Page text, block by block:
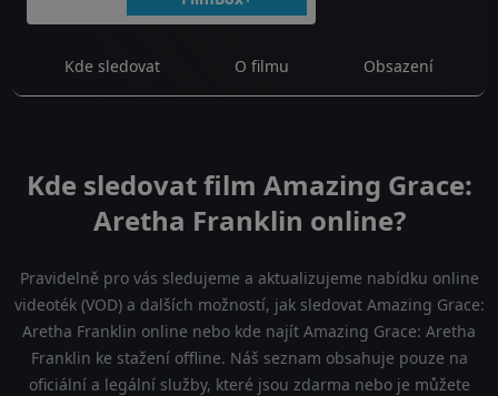
Kde sledovat O filmu Obsazení
Kde sledovat film Amazing Grace:
Aretha Franklin online?
Pravidelně pro vás sledujeme a aktualizujeme nabídku online
videoték (VOD) a dalších možností, jak sledovat Amazing Grace:
Aretha Franklin online nebo kde najít Amazing Grace: Aretha
Franklin ke stažení offline. Náš seznam obsahuje pouze na
oficiální a legální služby, které jsou zdarma nebo je můžete